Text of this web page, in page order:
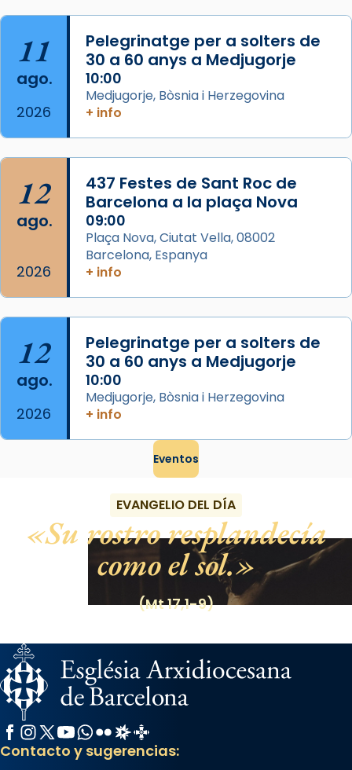
Herodes Agripa (vers l'any 44).
Patró de Galícia, després de les invasions
musulmanes fou venerat com a patró dels
Regnes castellans i més tard de tota
Espanya.
View on Facebook · Share
11
ago.
2026
Pelegrinatge per a solters de
30 a 60 anys a Medjugorje
10:00
Medjugorje, Bòsnia i Herzegovina
+ info
12
ago.
2026
437 Festes de Sant Roc de
Barcelona a la plaça Nova
09:00
Plaça Nova, Ciutat Vella, 08002
Barcelona, Espanya
+ info
12
ago.
2026
Pelegrinatge per a solters de
30 a 60 anys a Medjugorje
10:00
Medjugorje, Bòsnia i Herzegovina
+ info
Eventos
EVANGELIO DEL DÍA
Su rostro resplandecía
como el sol.
(Mt 17,1-9)
Facebook
Instagram
X / Twitter
YouTube
WhatsApp
FlickrRadio Estel
Catalunya Cristiana
Contacto y sugerencias: